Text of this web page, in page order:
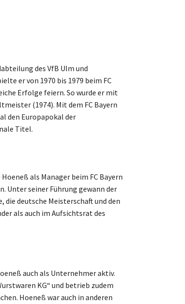
des VfB Ulm und
er von 1970 bis 1979 beim FC
Erfolge feiern. So wurde er mit
(1974). Mit dem FC Bayern
den Europapokal der
Titel.
als Manager beim FC Bayern
Unter seiner Führung gewann der
die deutsche Meisterschaft und den
als auch im Aufsichtsrat des
auch als Unternehmer aktiv.
KG“ und betrieb zudem
Hoeneß war auch in anderen